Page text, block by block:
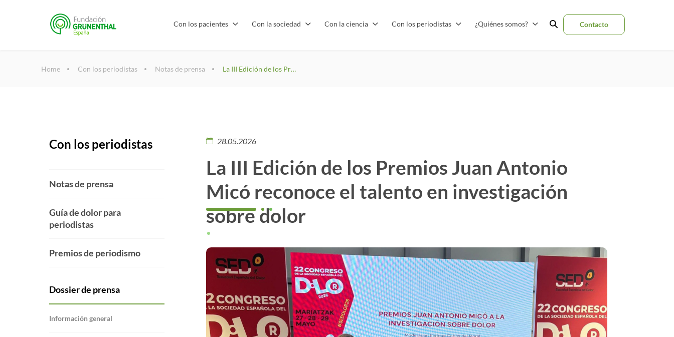
Con los pacientes Con la sociedad Con la ciencia Con los periodistas ¿Quiénes somos? Contacto
Home Con los periodistas Notas de prensa La III Edición de los Premios Juan Antonio Micó reconoce el talento en investigación sobre dolor
Con los periodistas
Notas de prensa
Guía de dolor para
periodistas
Premios de periodismo
Dossier de prensa
Información general
28.05.2026
La III Edición de los Premios Juan Antonio
Micó reconoce el talento en investigación
sobre dolor